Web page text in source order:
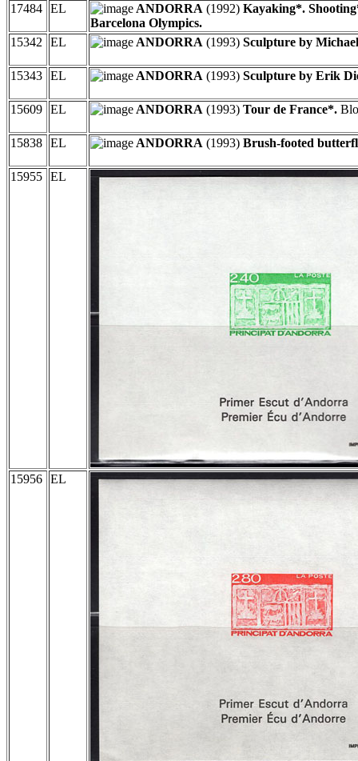
17484 EL ANDORRA (1992) Kayaking*.
Barcelona Olympics.
15342
EL ANDORRA (1993) Sculpture by
15343 EL ANDORRA (1993) Sculpture by Erik
15609 EL ANDORRA (1993) Tour de France*.
15838 EL ANDORRA (1993) Brush-footed
15955 EL
15956 EL